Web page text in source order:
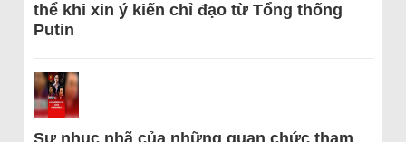
thể khi xin ý kiến chỉ đạo từ Tổng thống
Putin
Sự nhục nhã của những quan chức tham